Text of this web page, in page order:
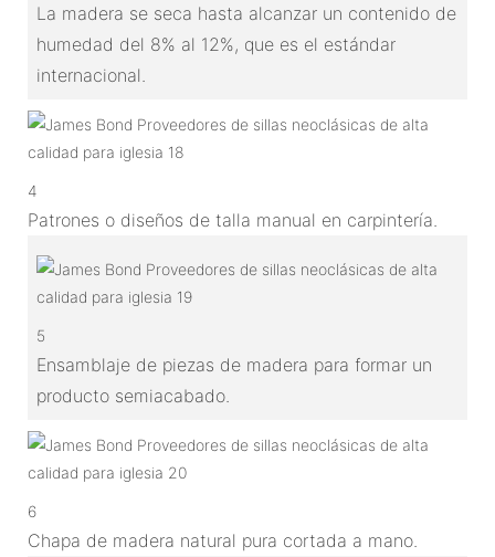
La madera se seca hasta alcanzar un contenido de
humedad del 8% al 12%, que es el estándar
internacional.
4
Patrones o diseños de talla manual en carpintería.
5
Ensamblaje de piezas de madera para formar un
producto semiacabado.
6
Chapa de madera natural pura cortada a mano.